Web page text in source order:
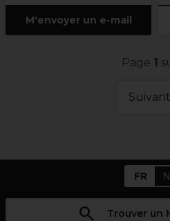
M'envoyer un e-mail
Page 1
Suivant
FR
Trouver un